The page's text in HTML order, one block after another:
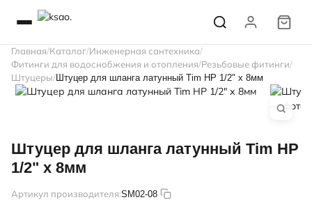
Главная Каталог Инженерная сантехника
Фитинги для водоснобжения и отопления Резьбовые фитинги
Штуцеры Штуцер для шланга латунный Tim НР 1/2" х 8мм
Штуцер для шланга латунный Tim НР
1/2" х 8мм
Артикул производителя:SM02-08